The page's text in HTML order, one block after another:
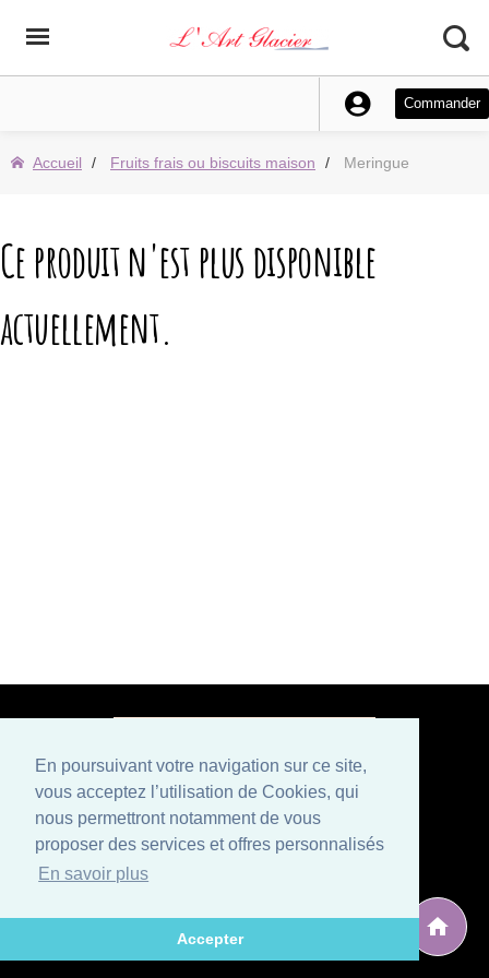
En poursuivant votre navigation sur ce site,
vous acceptez l’utilisation de Cookies, qui
nous permettront notamment de vous
proposer des services et offres personnalisés
En savoir plus
Accepter
Commander
Accueil Fruits frais ou biscuits maison Meringue
Ce produit n'est plus disponible
actuellement.
Paiement sécurisé
Mentions légales
Conditions générales de vente
Politique de confidentialité et CGU
, éditeur situé en Avignon (Vaucluse), spécialisé
dans le développement de logiciels et sites internet.